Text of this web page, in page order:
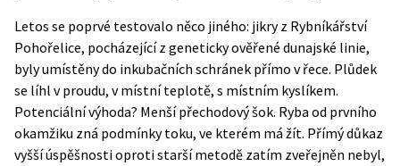
Letos se poprvé testovalo něco jiného: jikry z Rybníkářství
Pohořelice, pocházející z geneticky ověřené dunajské linie,
byly umístěny do inkubačních schránek přímo v řece. Plůdek
se líhl v proudu, v místní teplotě, s místním kyslíkem.
Potenciální výhoda? Menší přechodový šok. Ryba od prvního
okamžiku zná podmínky toku, ve kterém má žít. Přímý důkaz
vyšší úspěšnosti oproti starší metodě zatím zveřejněn nebyl,